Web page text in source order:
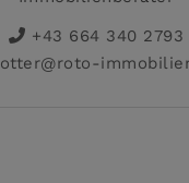
+43 664 340 2793
otter@roto-